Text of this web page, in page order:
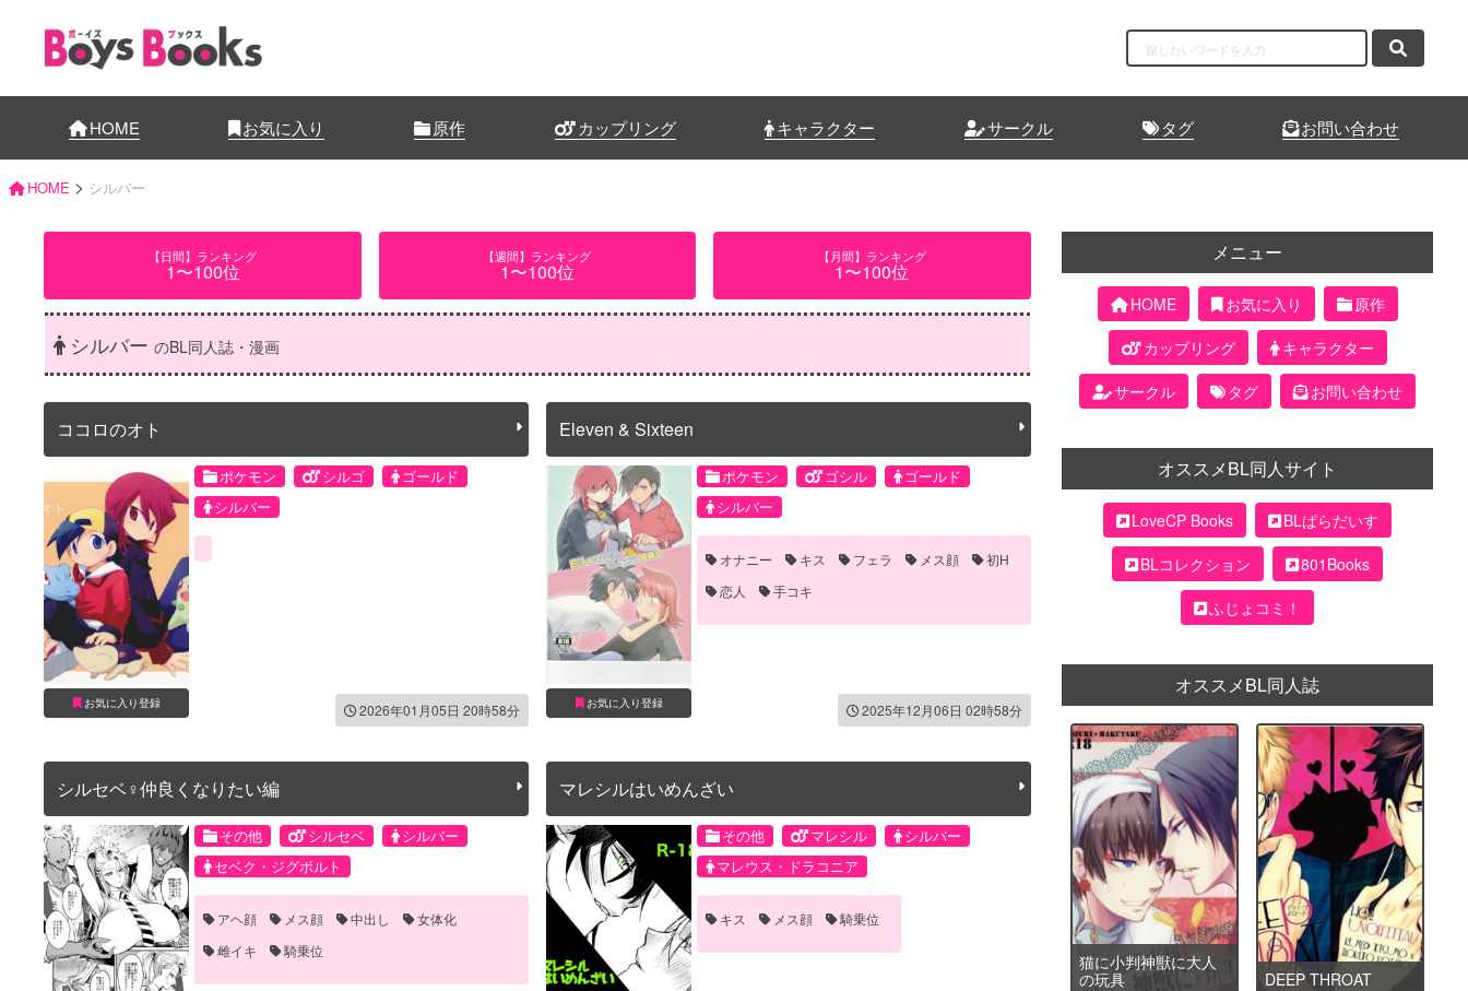
HOME お気に入り 原作 カップリング キャラクター サークル タグ お問い合わせ
HOME > シルバー
【日間】ランキング
1〜100位
【週間】ランキング
1〜100位
【月間】ランキング
1〜100位
シルバーのBL同人誌・漫画
ココロのオト
お気に入り登録
ポケモン シルゴ
ゴールド
シルバー
2026年01月05日 20時58分
Eleven & Sixteen
お気に入り登録
ポケモン ゴシル
ゴールド
シルバー
オナニー キス フェラ メス顔
初H
恋人
手コキ
2025年12月06日 02時58分
シルセベ♀仲良くなりたい編
その他 シルセベ
シルバー
セベク・ジグボルト
アヘ顔 メス顔 中出し
女体化
雌イキ
騎乗位
マレシルはいめんざい
その他 マレシル
シルバー
マレウス・ドラコニア
キス メス顔 騎乗位
メニュー
HOME お気に入り
原作
カップリング
キャラクター
サークル
タグ お問い合わせ
オススメBL同人サイト
LoveCP Books
BLぱらだいす
BLコレクション
801Books
ふじょコミ！
オススメBL同人誌
猫に小判神獣に大人
の玩具
DEEP THROAT